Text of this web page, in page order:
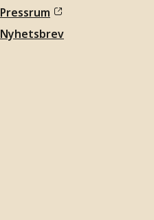
Pressrum
Nyhetsbrev